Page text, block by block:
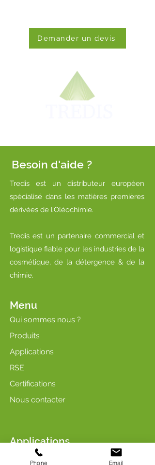
Demander un devis
Besoin d'aide ?
Tredis est un distributeur européen
spécialisé dans les matières premières
dérivées de l’Oléochimie.
Tredis est un partenaire commercial et
logistique fiable pour les industries de la
cosmétique, de la détergence & de la
chimie.
Qui sommes nous ?
Produits
Applications
RSE
Certifications
Nous contacter
Menu
Applications
Soin & Hygiène
Phone Email